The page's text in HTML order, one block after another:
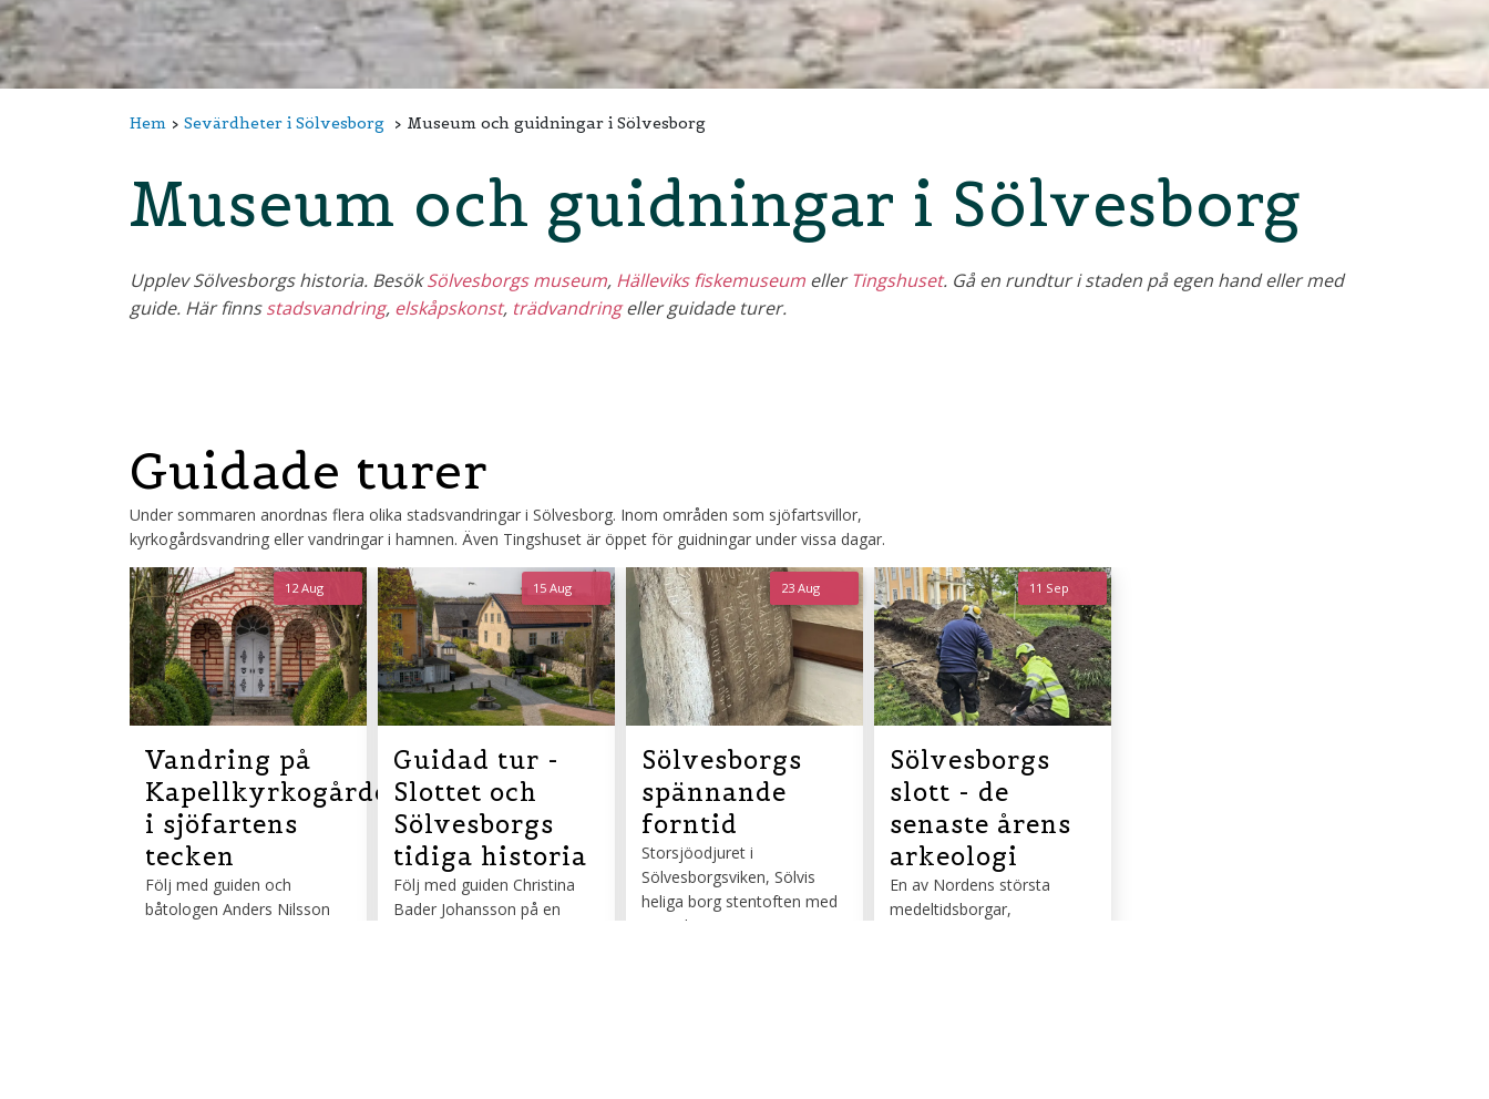
Hem Sevärdheter i Sölvesborg Museum och guidningar i Sölvesborg
Museum och guidningar i Sölvesborg
Upplev Sölvesborgs historia. BesökSölvesborgs museum, Hälleviks fiskemuseum ellerTingshuset. Gå en rundtur i staden på egen hand eller med
guide. Här finnsstadsvandring, elskåpskonst, trädvandringeller guidade turer.
Guidade turer
Under sommaren anordnas flera olika stadsvandringar i Sölvesborg. Inom områden som sjöfartsvillor,
kyrkogårdsvandring eller vandringar i hamnen. Även Tingshuset är öppet för guidningar under vissa dagar.
12 Aug
Vandring på
Kapellkyrkogården
i sjöfartens
tecken
Följ med guiden och
båtologen Anders Nilsson
15 Aug
Guidad tur -
Slottet och
Sölvesborgs
tidiga historia
Följ med guiden Christina
Bader Johansson på en
Fr. 250
23 Aug
Sölvesborgs
spännande
forntid
Storsjöodjuret i
Sölvesborgsviken, Sölvis
heliga borg stentoften med
magiska runstenar.
11 Sep
Sölvesborgs
slott - de
senaste årens
arkeologi
En av Nordens största
medeltidsborgar,